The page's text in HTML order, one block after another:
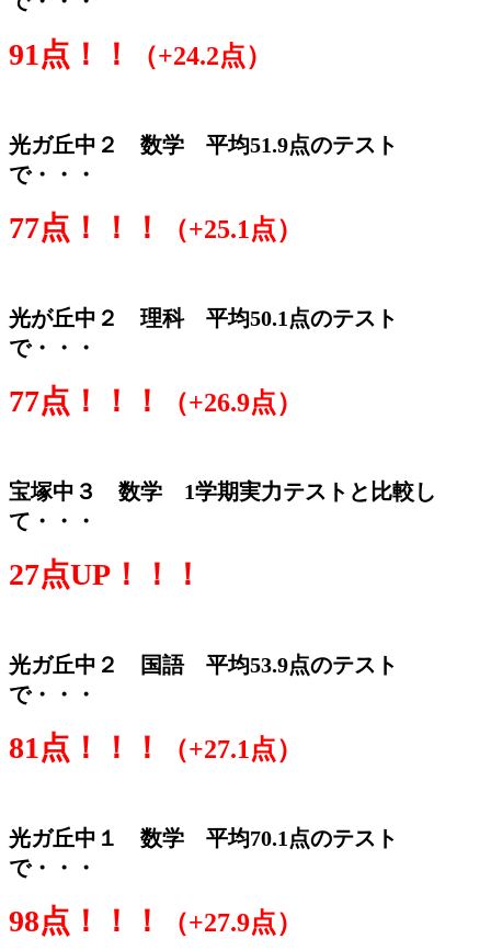
91点！！ （+24.2点）
光ガ丘中２ 数学 平均51.9点のテスト
で・・・
77点！！！ （+25.1点）
光が丘中２ 理科 平均50.1点のテスト
で・・・
77点！！！ （+26.9点）
宝塚中３ 数学 1学期実力テストと比較し
て・・・
27点UP！！！
光ガ丘中２ 国語 平均53.9点のテスト
で・・・
81点！！！ （+27.1点）
光ガ丘中１ 数学 平均70.1点のテスト
で・・・
98点！！！ （+27.9点）